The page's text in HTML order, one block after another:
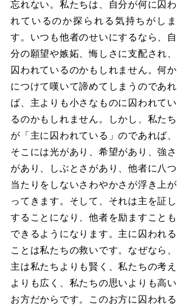
忘れない。私たちは、自分が何に囚わ
れているのか探られる気持ちがしま
す。いつも他者のせいにするなら、自
分の願望や嫉妬、悔しさに支配され、
囚われているのかもしれません。何か
につけて嘆いて諦めてしまうのであれ
ば、主よりも小さなものに囚われてい
るのかもしれません。しかし、私たち
が「主に囚われている」のであれば、
そこには光があり、希望があり、強さ
があり、しぶとさがあり、他者に八つ
当たりをしないさわやかさが浮き上が
ってきます。そして、それは主を証し
することになり、他者を励ますことも
できるようになります。主に囚われる
ことは私たちの救いです。なぜなら、
主は私たちよりも賢く、私たちの考え
よりも広く、私たちの思いよりも高い
お方だからです。このお方に囚われる